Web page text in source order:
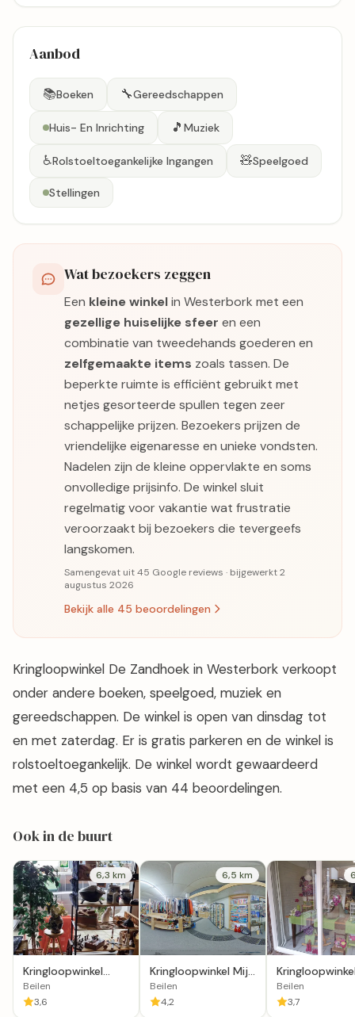
Aanbod
📚Boeken 🔧Gereedschappen
Huis- En Inrichting 🎵 Muziek
♿Rolstoeltoegankelijke Ingangen 🧸Speelgoed
Stellingen
Wat bezoekers zeggen
Een kleine winkelin Westerbork met een
gezellige huiselijke sfeer en een
combinatie van tweedehands goederen en
zelfgemaakte items zoals tassen. De
beperkte ruimte is efficiënt gebruikt met
netjes gesorteerde spullen tegen zeer
schappelijke prijzen. Bezoekers prijzen de
vriendelijke eigenaresse en unieke vondsten.
Nadelen zijn de kleine oppervlakte en soms
onvolledige prijsinfo. De winkel sluit
regelmatig voor vakantie wat frustratie
veroorzaakt bij bezoekers die tevergeefs
langskomen.
Samengevat uit 45 Google reviews · bijgewerkt 2
augustus 2026
Bekijk alle 45 beoordelingen
Kringloopwinkel De Zandhoek in Westerbork verkoopt
onder andere boeken, speelgoed, muziek en
gereedschappen. De winkel is open van dinsdag tot
en met zaterdag. Er is gratis parkeren en de winkel is
rolstoeltoegankelijk. De winkel wordt gewaardeerd
met een 4,5 op basis van 44 beoordelingen.
Ook in de buurt
6,3 km
Kringloopwinkel
Meuk is Leuk in
Beilen
Beilen
3,6
6,5 km
Kringloopwinkel Mijn
Kraam Beilen
Beilen
4,2
Stichting
Gevoel
Beilen
3,7